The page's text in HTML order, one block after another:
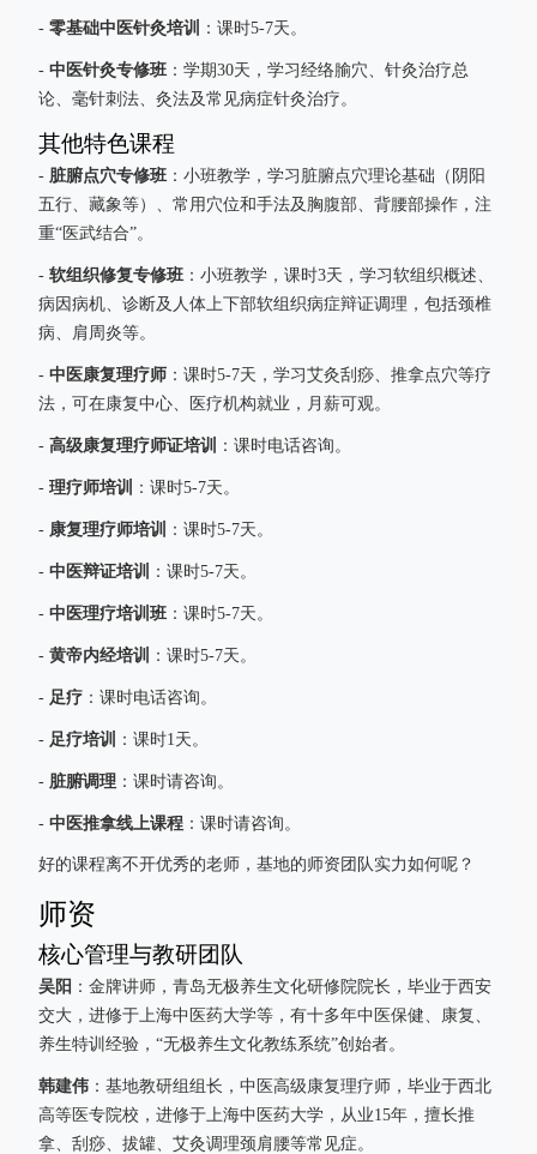
- 零基础中医针灸培训 ：课时5-7天。
- 中医针灸专修班 ：学期30天，学习经络腧穴、针灸治疗总
论、毫针刺法、灸法及常见病症针灸治疗。
其他特色课程
- 脏腑点穴专修班 ：小班教学，学习脏腑点穴理论基础（阴阳
五行、藏象等）、常用穴位和手法及胸腹部、背腰部操作，注
重“医武结合”。
- 软组织修复专修班 ：小班教学，课时3天，学习软组织概述、
病因病机、诊断及人体上下部软组织病症辩证调理，包括颈椎
病、肩周炎等。
- 中医康复理疗师 ：课时5-7天，学习艾灸刮痧、推拿点穴等疗
法，可在康复中心、医疗机构就业，月薪可观。
- 高级康复理疗师证培训 ：课时电话咨询。
- 理疗师培训 ：课时5-7天。
- 康复理疗师培训 ：课时5-7天。
- 中医辩证培训 ：课时5-7天。
- 中医理疗培训班 ：课时5-7天。
- 黄帝内经培训 ：课时5-7天。
- 足疗 ：课时电话咨询。
- 足疗培训 ：课时1天。
- 脏腑调理 ：课时请咨询。
- 中医推拿线上课程 ：课时请咨询。
好的课程离不开优秀的老师，基地的师资团队实力如何呢？
师资
核心管理与教研团队
吴阳 ：金牌讲师，青岛无极养生文化研修院院长，毕业于西安
交大，进修于上海中医药大学等，有十多年中医保健、康复、
养生特训经验，“无极养生文化教练系统”创始者。
韩建伟 ：基地教研组组长，中医高级康复理疗师，毕业于西北
高等医专院校，进修于上海中医药大学，从业15年，擅长推
拿、刮痧、拔罐、艾灸调理颈肩腰等常见症。